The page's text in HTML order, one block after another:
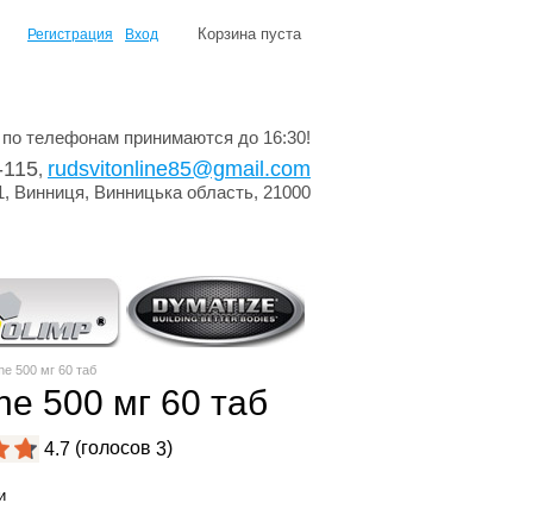
Корзина пуста
Регистрация Вход
телефонам принимаются до 16:30!
, rudsvitonline85@gmail.com
Винниця, Винницька область, 21000
500 мг 60 таб
500 мг 60 таб
4.7 (голосов 3)